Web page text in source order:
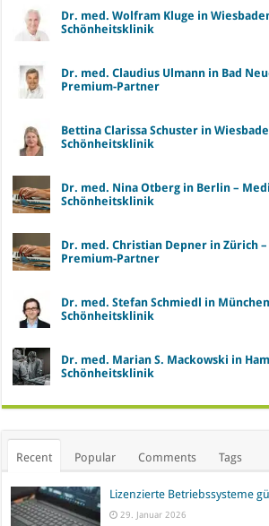
Dr. med. Wolfram Kluge in
Schönheitsklinik
Dr. med. Claudius Ulmann in Bad
Premium-Partner
Bettina Clarissa Schuster in
Schönheitsklinik
Dr. med. Nina Otberg in Berlin –
Schönheitsklinik
Dr. med. Christian Depner in Zürich
Premium-Partner
Dr. med. Stefan Schmiedl in
Schönheitsklinik
Dr. med. Marian S. Mackowski in
Schönheitsklinik
Recent Popular Comments Tags
Lizenzierte Betriebssysteme
29. Januar 2026